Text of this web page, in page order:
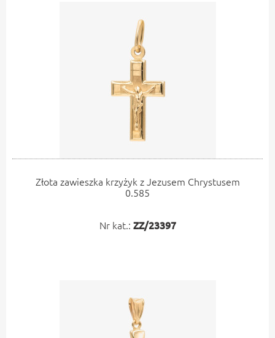
Złota zawieszka krzyżyk z Jezusem Chrystusem
0.585
Nr kat.: ZZ/23397